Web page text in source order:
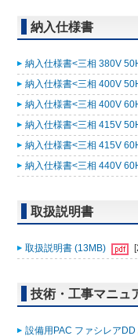
納入仕様書
納入仕様書<三相 380V
納入仕様書<三相 400V
納入仕様書<三相 400V
納入仕様書<三相 415V
納入仕様書<三相 415V
納入仕様書<三相 440V
取扱説明書
取扱説明書 (13MB)
技術・工事マニュ
設備用PAC ファシレア